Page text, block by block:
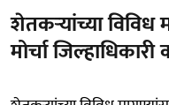
शेतकऱ्यांच्या
मोर्चा